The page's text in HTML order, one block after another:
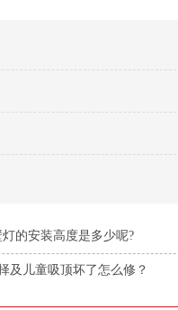
的安装高度是多少呢?
儿童吸顶坏了怎么修？